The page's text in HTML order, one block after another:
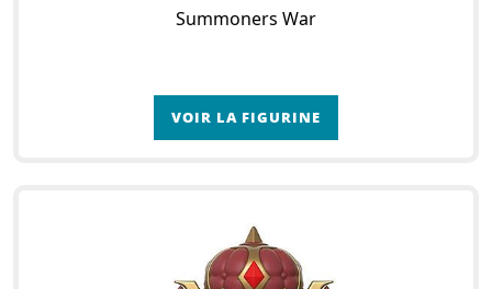
Summoners War
VOIR LA FIGURINE